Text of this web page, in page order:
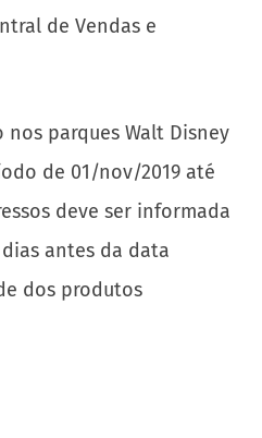
de Vendas e
parques Walt Disney
de 01/nov/2019 até
deve ser informada
antes da data
dos produtos